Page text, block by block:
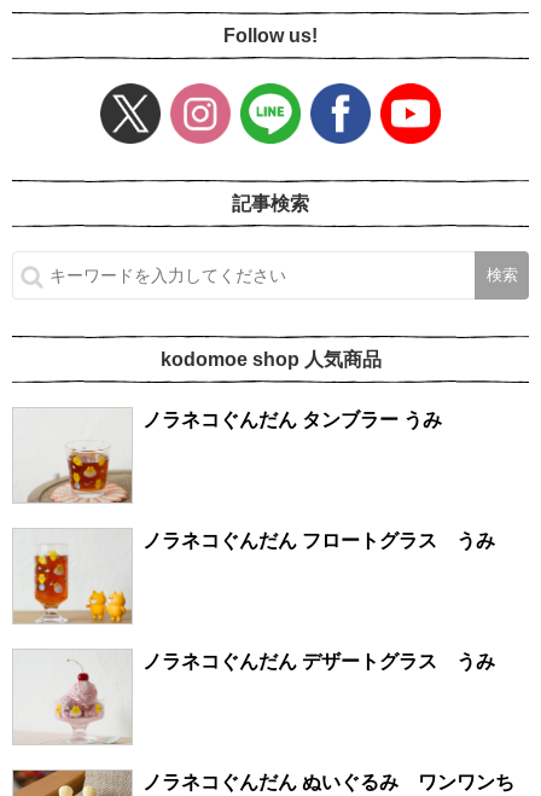
Follow us!
記事検索
kodomoe shop 人気商品
ノラネコぐんだん タンブラー うみ
ノラネコぐんだん フロートグラス うみ
ノラネコぐんだん デザートグラス うみ
ノラネコぐんだん ぬいぐるみ ワンワンち